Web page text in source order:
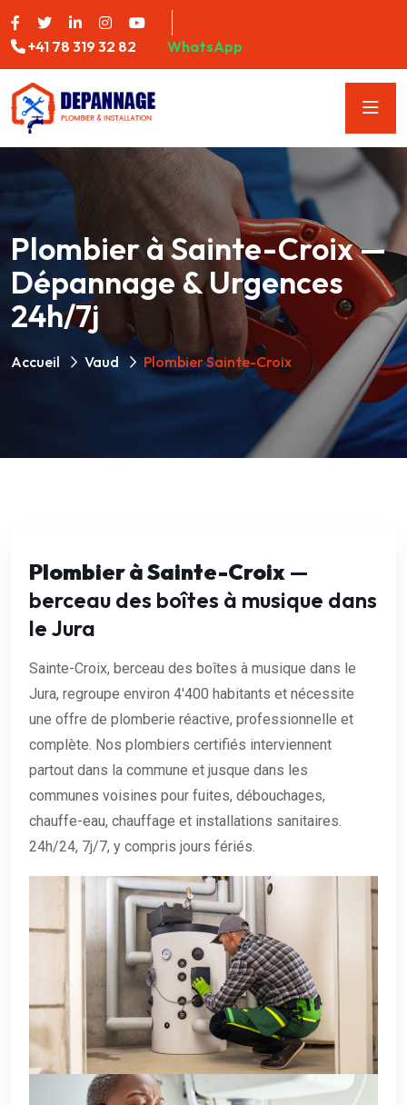
+41 78 319 32 82 WhatsApp
Plombier à Sainte-Croix —
Dépannage & Urgences
24h/7j
Accueil Vaud Plombier Sainte-Croix
Plombier à Sainte-Croix —
berceau des boîtes à musique dans
le Jura
Sainte-Croix, berceau des boîtes à musique dans le
Jura, regroupe environ 4'400 habitants et nécessite
une offre de plomberie réactive, professionnelle et
complète. Nos plombiers certifiés interviennent
partout dans la commune et jusque dans les
communes voisines pour fuites, débouchages,
chauffe-eau, chauffage et installations sanitaires.
24h/24, 7j/7, y compris jours fériés.